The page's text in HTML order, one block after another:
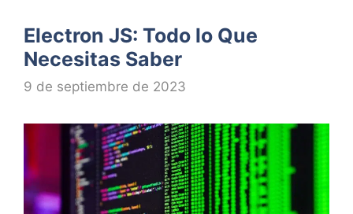
Electron JS: Todo lo Que
Necesitas Saber
9 de septiembre de 2023